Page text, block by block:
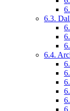
6.3.
6.4.